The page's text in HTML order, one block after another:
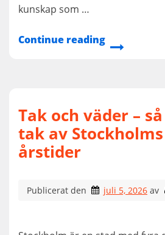
kunskap som …
Continue reading
Tak och väder –
tak av
årstider
Publicerat den juli 5, 2026 av